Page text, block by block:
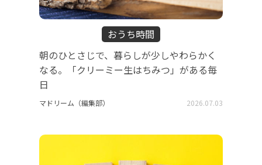
おうち時間
朝のひとさじで、暮らしが少しやわらかく
なる。「クリーミー生はちみつ」がある毎
日
マドリーム（編集部） 2026.07.03